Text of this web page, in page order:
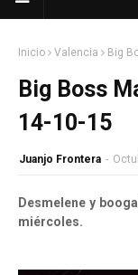
Inicio Valencia Big
Big Boss
14-10-15
Juanjo Frontera -
Desmelene y
miércoles.